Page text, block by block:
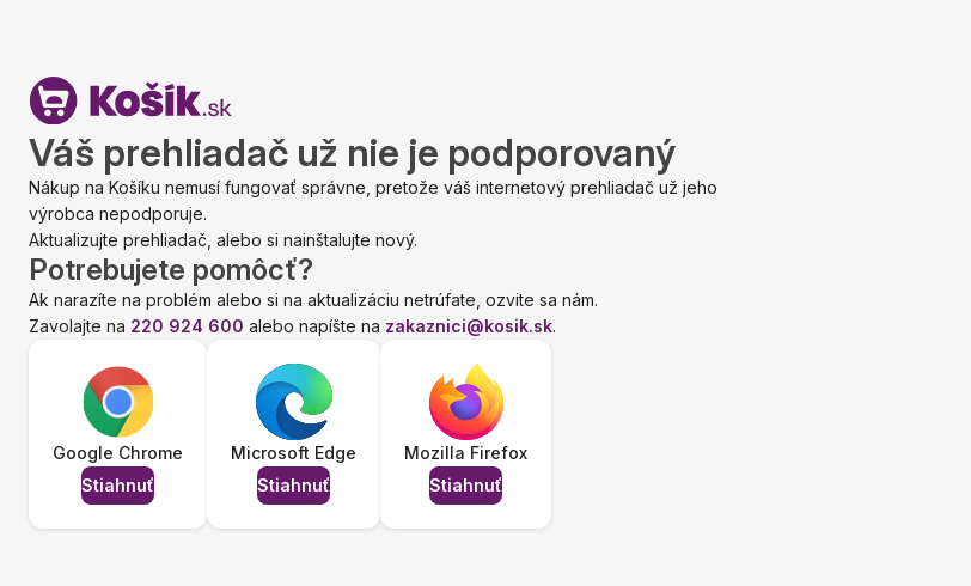
Váš prehliadač už nie je podporovaný
Nákup na Košíku nemusí fungovať správne, pretože váš internetový prehliadač už jeho
výrobca nepodporuje.
Aktualizujte prehliadač, alebo si nainštalujte nový.
Potrebujete pomôcť?
Ak narazíte na problém alebo si na aktualizáciu netrúfate, ozvite sa nám.
Zavolajte na 220 924 600 alebo napíšte na zakaznici@kosik.sk.
Google Chrome
Stiahnuť
Microsoft Edge
Stiahnuť
Mozilla Firefox
Stiahnuť